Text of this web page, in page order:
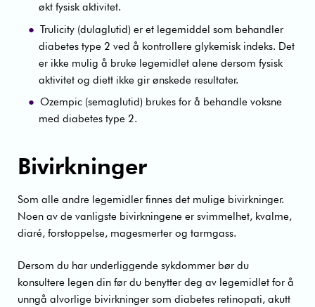
økt fysisk aktivitet.
Trulicity (dulaglutid) er et legemiddel som behandler
diabetes type 2 ved å kontrollere glykemisk indeks. Det
er ikke mulig å bruke legemidlet alene dersom fysisk
aktivitet og diett ikke gir ønskede resultater.
Ozempic (semaglutid) brukes for å behandle voksne
med diabetes type 2.
Bivirkninger
Som alle andre legemidler finnes det mulige bivirkninger.
Noen av de vanligste bivirkningene er svimmelhet, kvalme,
diaré, forstoppelse, magesmerter og tarmgass.
Dersom du har underliggende sykdommer bør du
konsultere legen din før du benytter deg av legemidlet for å
unngå alvorlige bivirkninger som diabetes retinopati, akutt